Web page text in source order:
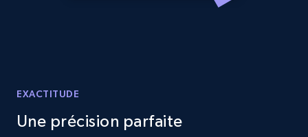
more.
2.1K+ 375+
EXACTITUDE
Une précision parfaite